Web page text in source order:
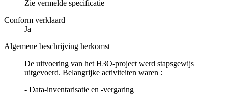
Zie vermelde specificatie
Conform verklaard
Ja
Algemene beschrijving herkomst
De uitvoering van het H3O-project werd stapsgewijs
uitgevoerd. Belangrijke activiteiten waren :
- Data-inventarisatie en -vergaring